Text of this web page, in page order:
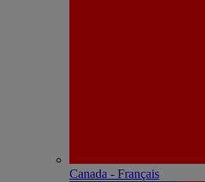
Canada - Français